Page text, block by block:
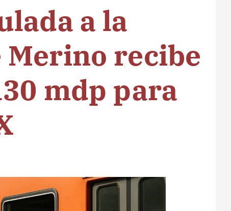
a la
Merino recibe
mdp para